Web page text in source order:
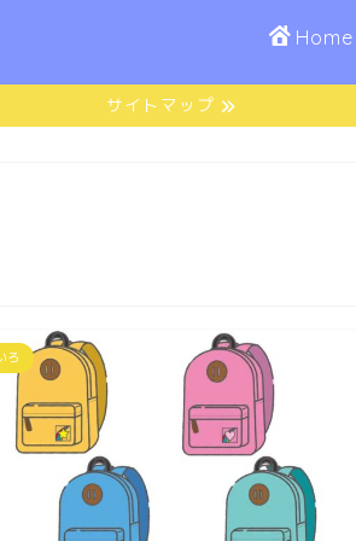
Home
サイトマップ
ろ